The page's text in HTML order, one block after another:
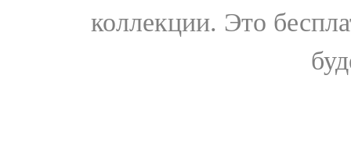
коллекции. Это